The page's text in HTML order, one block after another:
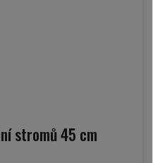
stromů 45 cm